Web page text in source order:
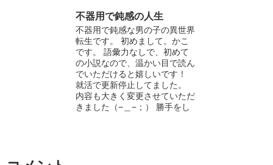
★番外編チャットノベル始めました。 「甘い躾詰め合わせ＝Short
story＝」 https://chatnovel.blove.jp/novel/1kgqPbXA0KskbmHe ま
ったり更新しています。 【Twitter】@Takatsuki_haru
http://twitter.com/Takatsuki_haru 日常のくだらない呟きや更新のお
知らせ、Twitter限定SSなど まったり呟いてます。
不器用で鈍感の人生
不器用で鈍感な男の子の異世界
転生です。 初めまして。かこ
です。 語彙力なしで、初めて
の小説なので、温かい目で読ん
でいただけると嬉しいです！
就活で更新停止してました。
内容も大きく変更させていただ
きました（−＿−；） 勝手をし